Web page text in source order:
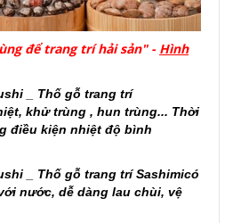
để trang trí hải sản" - Hình
_ Thố gỗ trang trí
khử trùng , hun trùng... Thời
điều kiện nhiệt độ bình
_ Thố gỗ trang trí Sashimicó
nước, dễ dàng lau chùi, vệ